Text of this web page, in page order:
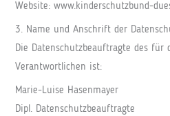
Website: www.kinderschutzbund-
3. Name und Anschrift der
Die Datenschutzbeauftragte des für
Verantwortlichen ist:
Marie-Luise Hasenmayer
Dipl. Datenschutzbeauftragte